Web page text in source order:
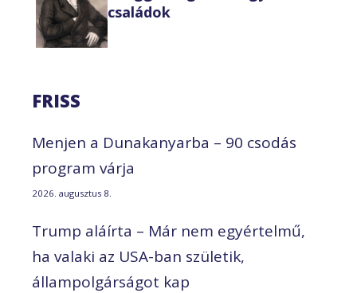
családok
FRISS
Menjen a Dunakanyarba – 90 csodás
program várja
2026. augusztus 8.
Trump aláírta – Már nem egyértelmű,
ha valaki az USA-ban születik,
állampolgárságot kap